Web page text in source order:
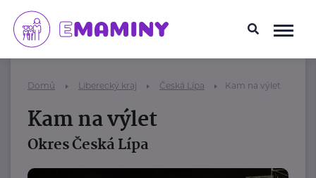
Domů Liberecký kraj Česká Lípa Kam na výlet
Kam na výlet
Okres Česká Lípa